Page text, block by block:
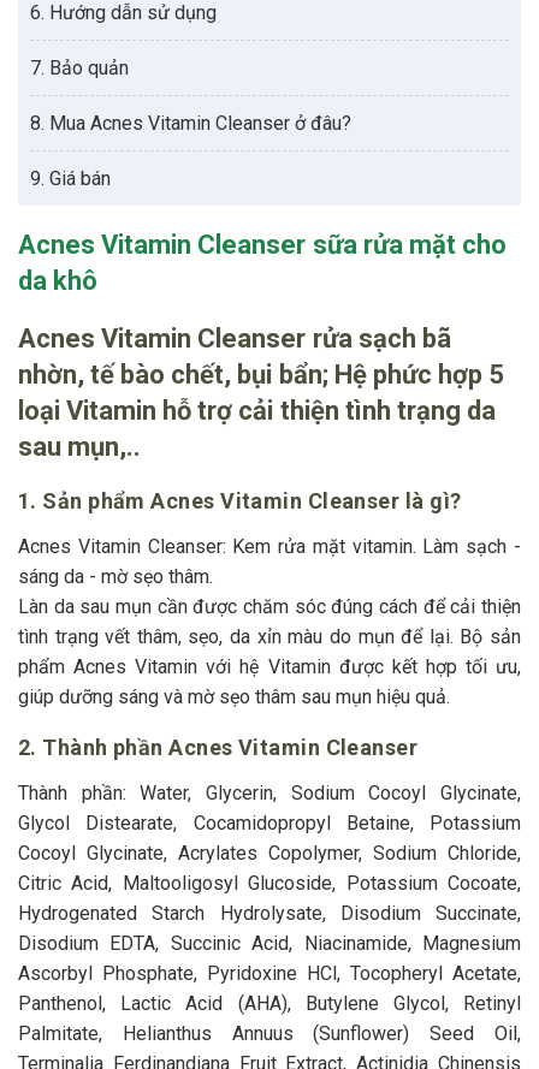
6. Hướng dẫn sử dụng
7. Bảo quản
8. Mua Acnes Vitamin Cleanser ở đâu?
9. Giá bán
Acnes Vitamin Cleanser sữa rửa mặt cho
da khô
Acnes Vitamin Cleanser rửa sạch bã
nhờn, tế bào chết, bụi bẩn; Hệ phức hợp 5
loại Vitamin hỗ trợ cải thiện tình trạng da
sau mụn,..
1. Sản phẩm Acnes Vitamin Cleanser là gì?
Acnes Vitamin Cleanser: Kem rửa mặt vitamin. Làm sạch -
sáng da - mờ sẹo thâm.
Làn da sau mụn cần được chăm sóc đúng cách để cải thiện
tình trạng vết thâm, sẹo, da xỉn màu do mụn để lại. Bộ sản
phẩm Acnes Vitamin với hệ Vitamin được kết hợp tối ưu,
giúp dưỡng sáng và mờ sẹo thâm sau mụn hiệu quả.
2. Thành phần Acnes Vitamin Cleanser
Thành phần: Water, Glycerin, Sodium Cocoyl Glycinate,
Glycol Distearate, Cocamidopropyl Betaine, Potassium
Cocoyl Glycinate, Acrylates Copolymer, Sodium Chloride,
Citric Acid, Maltooligosyl Glucoside, Potassium Cocoate,
Hydrogenated Starch Hydrolysate, Disodium Succinate,
Disodium EDTA, Succinic Acid, Niacinamide, Magnesium
Ascorbyl Phosphate, Pyridoxine HCl, Tocopheryl Acetate,
Panthenol, Lactic Acid (AHA), Butylene Glycol, Retinyl
Palmitate, Helianthus Annuus (Sunflower) Seed Oil,
Terminalia Ferdinandiana Fruit Extract, Actinidia Chinensis